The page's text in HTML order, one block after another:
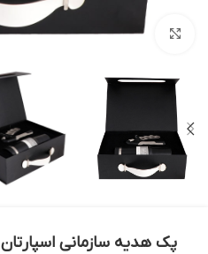
بزرگنمایی تصویر
پک هدیه سازمانی اسپارتان